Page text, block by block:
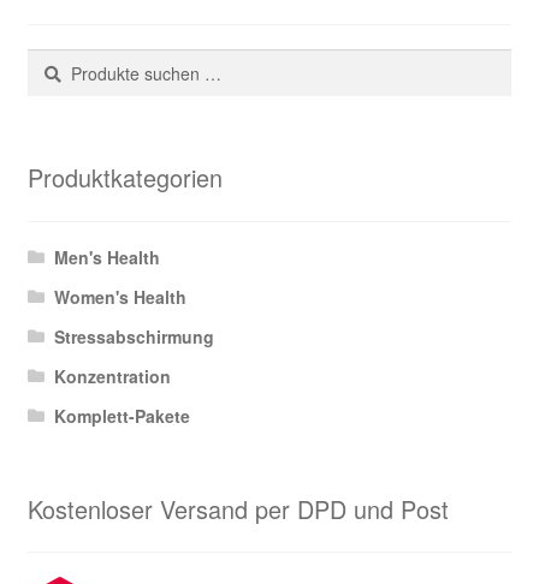
Suchen
nach:
Suchen
Produktkategorien
Men's Health
Women's Health
Stressabschirmung
Konzentration
Komplett-Pakete
Kostenloser Versand per DPD und Post